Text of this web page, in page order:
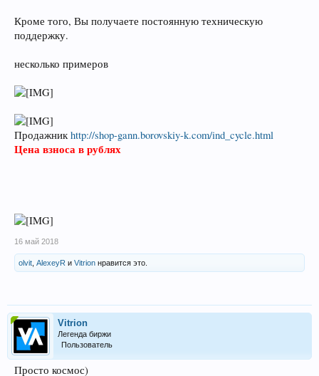
Кроме того, Вы получаете постоянную техническую
поддержку.
несколько примеров
Продажникhttp://shop-gann.borovskiy-k.com/ind_cycle.html
Цена взноса в рублях
16 май 2018
olvit AlexeyR и Vitrion нравится это.
Vitrion
Легенда биржи
Пользователь
Просто космос)